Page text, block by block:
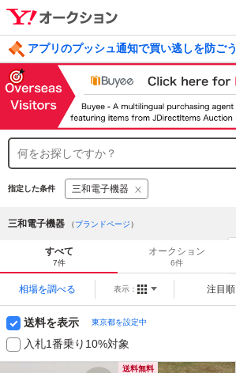
アプリのプッシュ通知で買い逃しを防ごう
毎日引けるくじ 今すぐ挑戦
指定した条件 三和電子機器
三和電子機器 （ブランドページ）
すべて
7件
オークション
6件
相場を調べる 表示： 注目順
送料を表示 東京都を設定中
入札1番乗り10%対象
送料無料